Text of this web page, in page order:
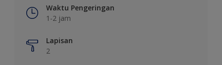
Waktu Pengeringan
1-2 jam
Lapisan
2